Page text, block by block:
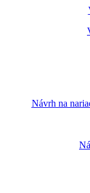
Návrh na